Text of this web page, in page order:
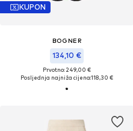
KUPON
BOGNER
134,10 €
Prvotno: 249,00 €
Posljednja najniža cijena:118,30 €